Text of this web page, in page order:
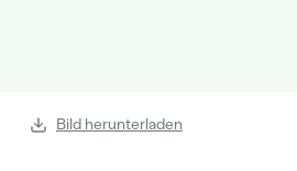
Bild herunterladen